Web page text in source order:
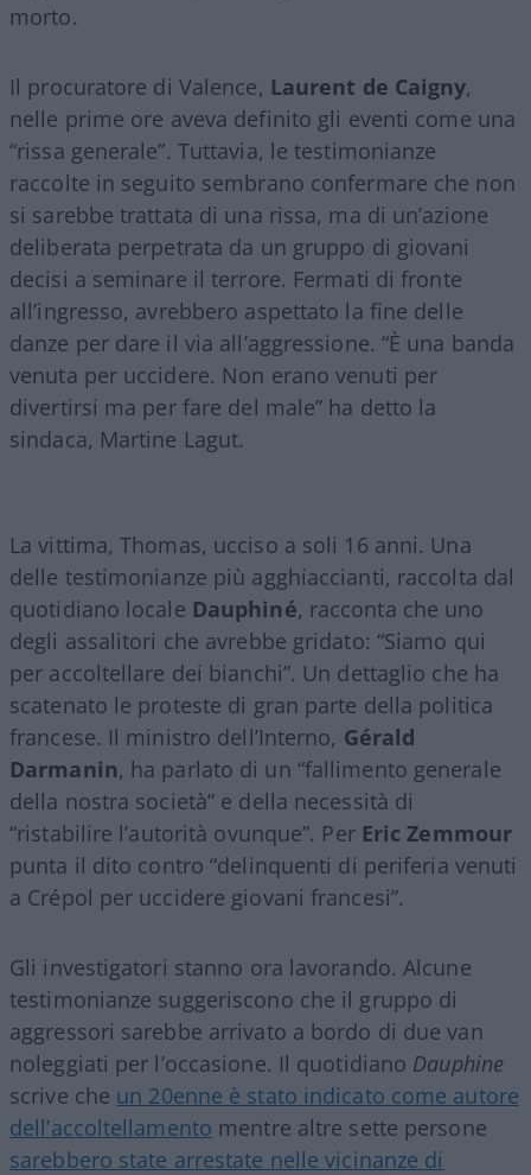
morto.
Il procuratore di Valence, Laurent de Caigny,
nelle prime ore aveva definito gli eventi come una
“rissa generale”. Tuttavia, le testimonianze
raccolte in seguito sembrano confermare che non
si sarebbe trattata di una rissa, ma di un’azione
deliberata perpetrata da un gruppo di giovani
decisi a seminare il terrore. Fermati di fronte
all’ingresso, avrebbero aspettato la fine delle
danze per dare il via all’aggressione. “È una banda
venuta per uccidere. Non erano venuti per
divertirsi ma per fare del male” ha detto la
sindaca, Martine Lagut.
La vittima, Thomas, ucciso a soli 16 anni. Una
delle testimonianze più agghiaccianti, raccolta dal
quotidiano locale Dauphiné, racconta che uno
degli assalitori che avrebbe gridato: “Siamo qui
per accoltellare dei bianchi”. Un dettaglio che ha
scatenato le proteste di gran parte della politica
francese. Il ministro dell’Interno, Gérald
Darmanin, ha parlato di un “fallimento generale
della nostra società” e della necessità di
“ristabilire l’autorità ovunque”. Per Eric Zemmour
punta il dito contro “delinquenti di periferia venuti
a Crépol per uccidere giovani francesi”.
Gli investigatori stanno ora lavorando. Alcune
testimonianze suggeriscono che il gruppo di
aggressori sarebbe arrivato a bordo di due van
noleggiati per l’occasione. Il quotidiano Dauphine
scrive che un 20enne è stato indicato come autore
dell’accoltellamento mentre altre sette persone
sarebbero state arrestate nelle vicinanze di